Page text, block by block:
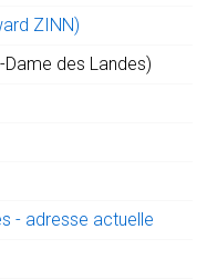
ZINN)
Dame des Landes)
- adresse actuelle